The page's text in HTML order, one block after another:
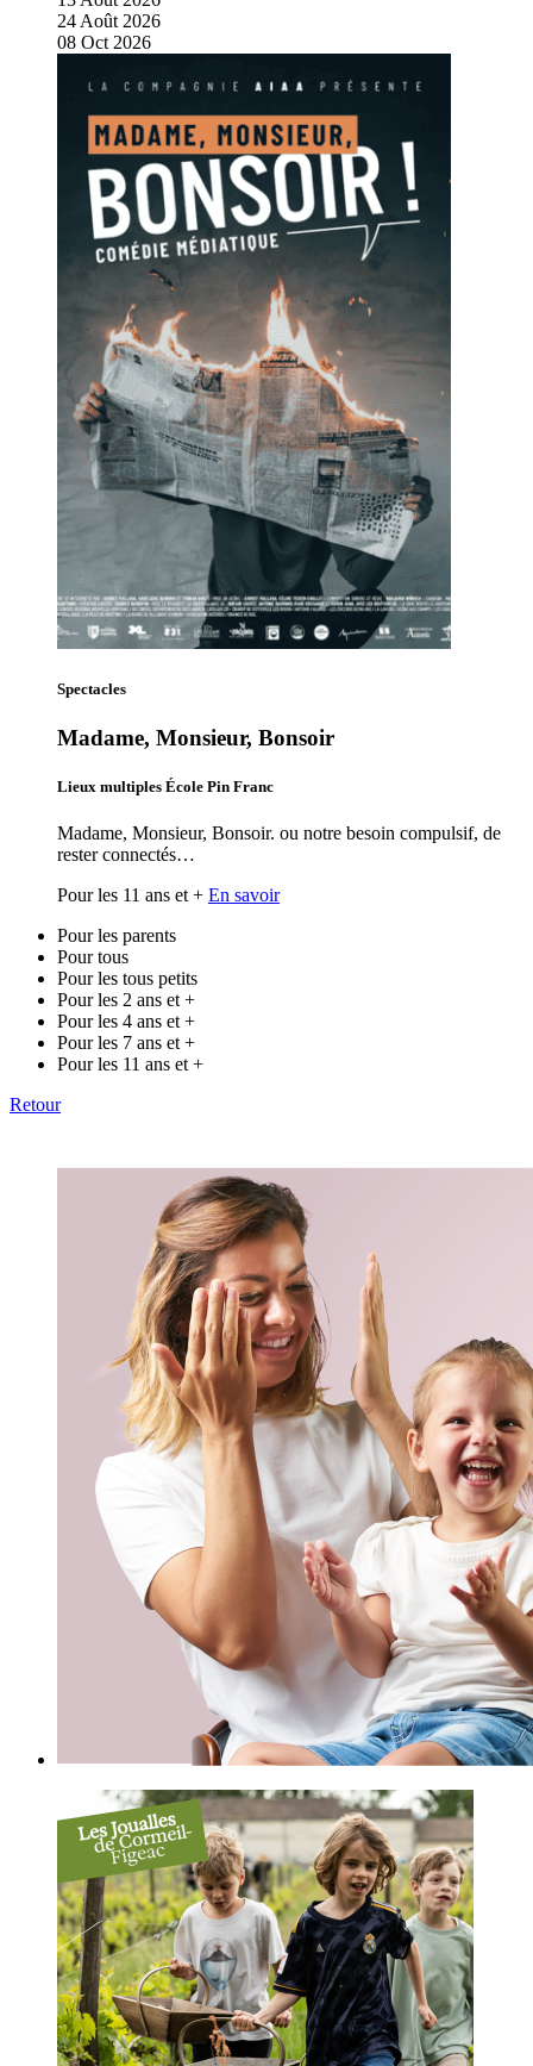
24 Août 2026
08 Oct 2026
Spectacles
Madame, Monsieur, Bonsoir
Lieux multiples École Pin Franc
Madame, Monsieur, Bonsoir. ou notre besoin compulsif, de
rester connectés…
Pour les 11 ans et + En savoir
Pour les parents
Pour tous
Pour les tous petits
Pour les 2 ans et +
Pour les 4 ans et +
Pour les 7 ans et +
Pour les 11 ans et +
Retour